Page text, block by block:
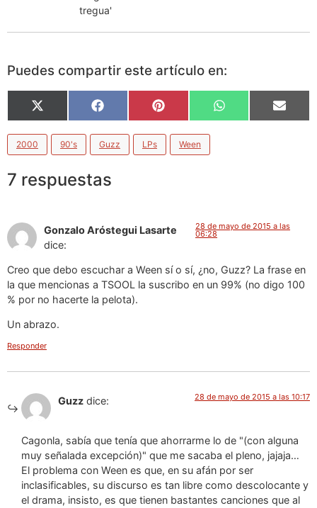
tregua'
Puedes compartir este artículo en:
X
(Twitter)
Facebook Pinterest WhatsApp Email
2000 90's Guzz LPs Ween
7 respuestas
Gonzalo Aróstegui Lasarte
dice:
28 de mayo de 2015 a las
06:28
Creo que debo escuchar a Ween sí o sí, ¿no, Guzz? La frase en
la que mencionas a TSOOL la suscribo en un 99% (no digo 100
% por no hacerte la pelota).
Un abrazo.
Responder
Guzz dice: 28 de mayo de 2015 a las 10:17
Cagonla, sabía que tenía que ahorrarme lo de "(con alguna
muy señalada excepción)" que me sacaba el pleno, jajaja…
El problema con Ween es que, en su afán por ser
inclasificables, su discurso es tan libre como descolocante y
el drama, insisto, es que tienen bastantes canciones que al